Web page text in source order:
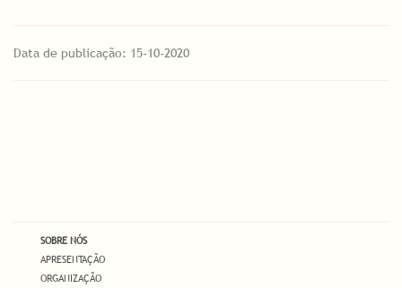
Data de publicação: 15-10-2020
SOBRE NÓS
APRESENTAÇÃO
ORGANIZAÇÃO